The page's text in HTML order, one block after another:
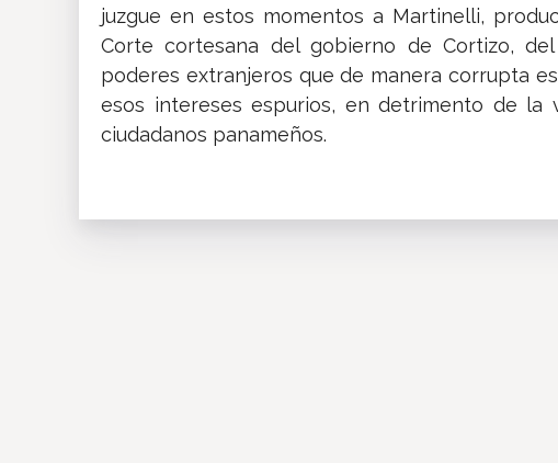
juzgue en estos momentos a Martinelli,
Corte cortesana del gobierno de Cortizo,
poderes extranjeros que de manera corrupta
esos intereses espurios, en detrimento de la
ciudadanos panameños.